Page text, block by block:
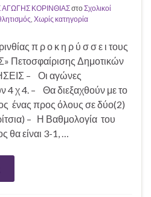
ΚΟΡΙΝΘΙΑΣστοΣχολικοί
Χωρίς κατηγορία
π ρ ο κ η ρ ύ σ σ ε ι τους
Πετοσφαίρισης Δημοτικών
– Οι αγώνες
4 χ 4. – Θα διεξαχθούν με το
ένας προς όλους σε δύο(2)
– Η Βαθμολογία του
θα είναι 3-1, …